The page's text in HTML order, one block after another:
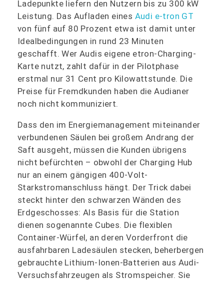
Ladepunkte liefern den Nutzern bis zu 300 kW
Leistung. Das Aufladen eines Audi e-tron GT
von fünf auf 80 Prozent etwa ist damit unter
Idealbedingungen in rund 23 Minuten
geschafft. Wer Audis eigene etron-Charging-
Karte nutzt, zahlt dafür in der Pilotphase
erstmal nur 31 Cent pro Kilowattstunde. Die
Preise für Fremdkunden haben die Audianer
noch nicht kommuniziert.
Dass den im Energiemanagement miteinander
verbundenen Säulen bei großem Andrang der
Saft ausgeht, müssen die Kunden übrigens
nicht befürchten – obwohl der Charging Hub
nur an einem gängigen 400-Volt-
Starkstromanschluss hängt. Der Trick dabei
steckt hinter den schwarzen Wänden des
Erdgeschosses: Als Basis für die Station
dienen sogenannte Cubes. Die flexiblen
Container-Würfel, an deren Vorderfront die
ausfahrbaren Ladesäulen stecken, beherbergen
gebrauchte Lithium-Ionen-Batterien aus Audi-
Versuchsfahrzeugen als Stromspeicher. Sie